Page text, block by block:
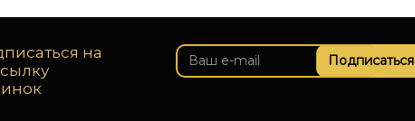
на
Подписаться